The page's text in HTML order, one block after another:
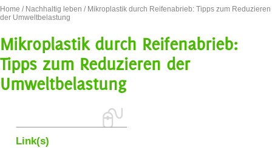
Home / Nachhaltig leben / Mikroplastik durch Reifenabrieb: Tipps zum Reduzieren
der Umweltbelastung
Mikroplastik durch Reifenabrieb:
Tipps zum Reduzieren der
Umweltbelastung
Link(s)